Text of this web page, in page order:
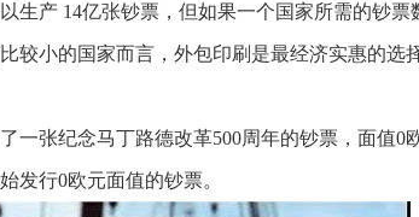
产 14亿张钞票，但如果一个国家所需的钞票
较小的国家而言，外包印刷是最经济实惠的选择
张纪念马丁路德改革500周年的钞票，面值0
发行0欧元面值的钞票。